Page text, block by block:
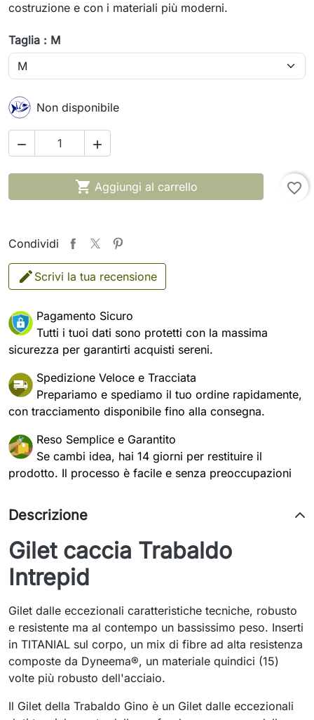
costruzione e con i materiali più moderni.
Taglia : M
Non disponibile
 
 Aggiungi al carrello favorite_border
Condividi
Scrivi la tua recensione
Pagamento Sicuro
Tutti i tuoi dati sono protetti con la massima
sicurezza per garantirti acquisti sereni.
Spedizione Veloce e Tracciata
Prepariamo e spediamo il tuo ordine rapidamente,
con tracciamento disponibile fino alla consegna.
Reso Semplice e Garantito
Se cambi idea, hai 14 giorni per restituire il
prodotto. Il processo è facile e senza preoccupazioni
Descrizione
Gilet caccia Trabaldo
Intrepid
Gilet dalle eccezionali caratteristiche tecniche, robusto
e resistente ma al contempo un bassissimo peso. Inserti
in TITANIAL sul corpo, un mix di fibre ad alta resistenza
composte da Dyneema®, un materiale quindici (15)
volte più robusto dell'acciaio.
Il Gilet della Trabaldo Gino è un Gilet dalle eccezionali